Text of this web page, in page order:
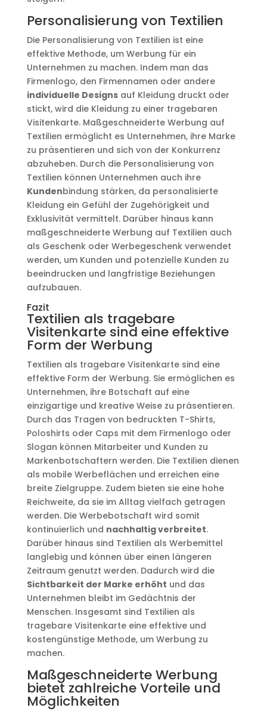
Personalisierung von Textilien
Die Personalisierung von Textilien ist eine
effektive Methode, um Werbung für ein
Unternehmen zu machen. Indem man das
Firmenlogo, den Firmennamen oder andere
individuelle Designsauf Kleidung druckt oder
stickt, wird die Kleidung zu einer tragebaren
Visitenkarte. Maßgeschneiderte Werbung auf
Textilien ermöglicht es Unternehmen, ihre Marke
zu präsentieren und sich von der Konkurrenz
abzuheben. Durch die Personalisierung von
Textilien können Unternehmen auch ihre
Kundenbindung stärken, da personalisierte
Kleidung ein Gefühl der Zugehörigkeit und
Exklusivität vermittelt. Darüber hinaus kann
maßgeschneiderte Werbung auf Textilien auch
als Geschenk oder Werbegeschenk verwendet
werden, um Kunden und potenzielle Kunden zu
beeindrucken und langfristige Beziehungen
aufzubauen.
Fazit
Textilien als tragebare
Visitenkarte sind eine effektive
Form der Werbung
Textilien als tragebare Visitenkarte sind eine
effektive Form der Werbung. Sie ermöglichen es
Unternehmen, ihre Botschaft auf eine
einzigartige und kreative Weise zu präsentieren.
Durch das Tragen von bedruckten T-Shirts,
Poloshirts oder Caps mit dem Firmenlogo oder
Slogan können Mitarbeiter und Kunden zu
Markenbotschaftern werden. Die Textilien dienen
als mobile Werbeflächen und erreichen eine
breite Zielgruppe. Zudem bieten sie eine hohe
Reichweite, da sie im Alltag vielfach getragen
werden. Die Werbebotschaft wird somit
kontinuierlich und nachhaltig verbreitet.
Darüber hinaus sind Textilien als Werbemittel
langlebig und können über einen längeren
Zeitraum genutzt werden. Dadurch wird die
Sichtbarkeit der Marke erhöht und das
Unternehmen bleibt im Gedächtnis der
Menschen. Insgesamt sind Textilien als
tragebare Visitenkarte eine effektive und
kostengünstige Methode, um Werbung zu
machen.
Maßgeschneiderte Werbung
bietet zahlreiche Vorteile und
Möglichkeiten